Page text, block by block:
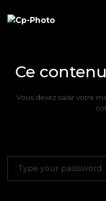
Ce
Vous devez saisir votre